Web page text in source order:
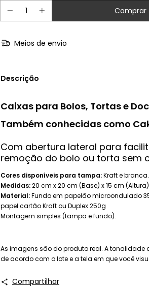
Meios de envio
Descrição
Caixas para Bolos, Tortas e
Também conhecidas como
Com abertura lateral para
remoção do bolo ou torta sem
Cores disponíveis para tampa:Kraft e branca.
Medidas:20 cm x 20 cm (Base) x 15 cm (Altura)
Material:Fundo em papelão microondulado
papel cartão Kraft ou Duplex 250g
Montagem simples (tampa e fundo).
As imagens são do produto real. A tonalidade
de acordo com o lote e a tela em que você
Compartilhar